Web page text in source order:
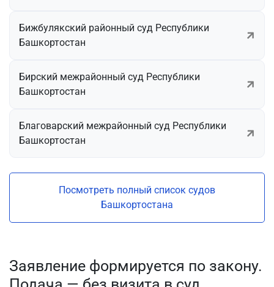
Бижбулякский районный суд Республики
Башкортостан
Бирский межрайонный суд Республики
Башкортостан
Благоварский межрайонный суд Республики
Башкортостан
Посмотреть полный список судов
Башкортостана
Заявление формируется по закону.